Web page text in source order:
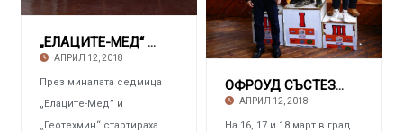
„ЕЛАЦИТЕ-МЕД“ И „ГЕОТЕХМИН“ Стартираха конку
АПРИЛ 12, 2018
През миналата седмица
„Елаците-Мед” и
„Геотехмин“ стартираха
ОФРОУД СЪСТЕЗАТЕЛИТЕ МАРИЯ ИВАНОВА И ЛЮБОМИР
АПРИЛ 12, 2018
На 16, 17 и 18 март в град